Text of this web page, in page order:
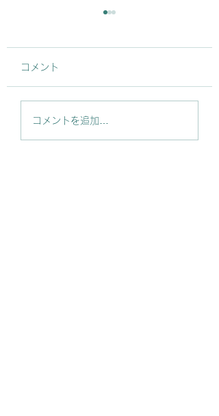
【無料相談】能登地震
で影響を受けている事
コメント
コメントを追加…